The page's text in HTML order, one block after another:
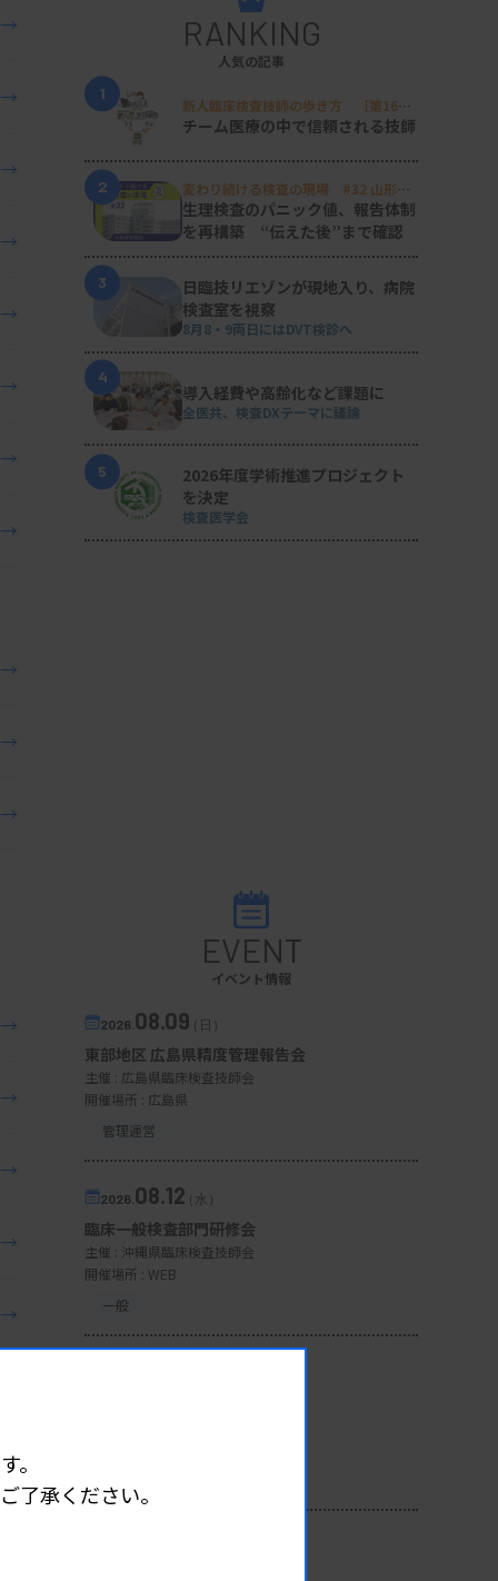
→
→
→
→
→
→
→
→
→
→
→
→
→
→
→
→
→
RANKING
人気の記事
1
新人臨床検査技師の歩き方 ［第16
回］
チーム医療の中で信頼される技師
2
変わり続ける検査の現場 #32 山形済
生病院
生理検査のパニック値、報告体制
を再構築 “伝えた後”まで確認
3
日臨技リエゾンが現地入り、病院
検査室を視察
8月8・9両日にはDVT検診へ
4
導入経費や高齢化など課題に
全医共、検査DXテーマに議論
5
2026年度学術推進プロジェクト
を決定
検査医学会
EVENT
イベント情報
2026. 08.09 （日）
東部地区 広島県精度管理報告会
主催 : 広島県臨床検査技師会
開催場所 : 広島県
管理運営
2026. 08.12（水）
臨床一般検査部門研修会
主催 : 沖縄県臨床検査技師会
開催場所 : WEB
一般
。
了承ください。